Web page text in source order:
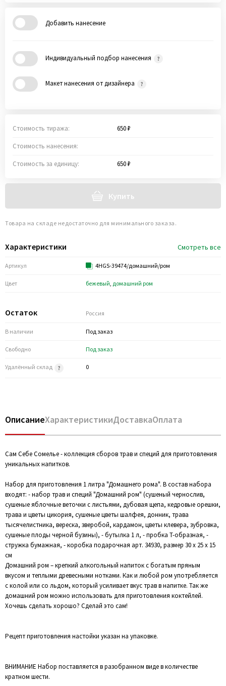
Характеристики Смотреть все
Артикул 4HGS-39474/домашний/ром
Цвет бежевый, домашний ром
Остаток Россия
В наличии Под заказ
Свободно Под заказ
Удалённый склад 0
Добавить нанесение
Индивидуальный подбор нанесения
Макет нанесения от дизайнера
Стоимость тиража: 650 ₽
Стоимость нанесения:
Стоимость за единицу: 650 ₽
Купить
Товара на складе недостаточно для минимального заказа.
ОписаниеХарактеристикиДоставкаОплата
Сам Себе Сомелье - коллекция сборов трав и специй для приготовления
уникальных напитков.
Набор для приготовления 1 литра "Домашнего рома". В состав набора
входят: - набор трав и специй "Домашний ром" (сушеный чернослив,
сушеные яблочные веточки с листьями, дубовая щепа, кедровые орешки,
трава и цветы цикория, сушеные цветы шалфея, донник, трава
тысячелистника, вереска, зверобой, кардамон, цветы клевера, зубровка,
сушеные плоды черной бузины), - бутылка 1 л, - пробка Т-образная, -
стружка бумажная, - коробка подарочная арт. 34930, размер 30 х 25 х 15
см
Домашний ром – крепкий алкогольный напиток с богатым пряным
вкусом и теплыми древесными нотками. Как и любой ром употребляется
с колой или со льдом, который усиливает вкус трав в напитке. Так же
домашний ром можно использовать для приготовления коктейлей.
Хочешь сделать хорошо? Сделай это сам!
Рецепт приготовления настойки указан на упаковке.
ВНИМАНИЕ Набор поставляется в разобранном виде в количестве
кратном шести.